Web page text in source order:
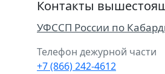
Контакты
УФССП России по
Телефон дежурной части
+7 (866) 242-4612